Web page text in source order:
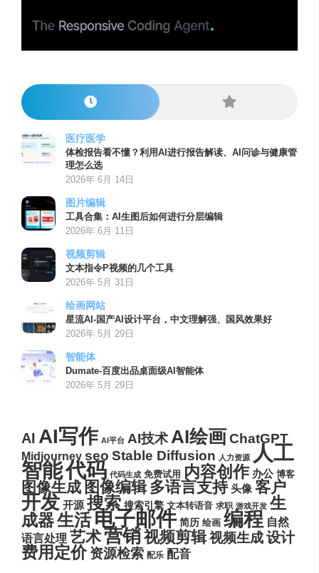
医疗医学
体检报告看不懂？利用AI进行报告解读、AI问诊与健康管
理怎么选
2026年 6月 14日
图片编辑
工具合集：AI生图后如何进行分层编辑
2026年 6月 11日
视频剪辑
文本指令P视频的几个工具
2026年 5月 31日
绘画网站
星流AI-国产AI设计平台，中文理解强、国风效果好
2026年 5月 29日
智能体
Dumate-百度出品桌面级AI智能体
2026年 5月 29日
AI AI写作 AI平台 AI技术AI绘画ChatGPT
Midjourney seo Stable Diffusion 人力资源 人工
智能代码 代码生成 免费试用 内容创作 办公 博客
图像生成 图像编辑 多语言支持 头像 客户
开发 开源 搜索 搜索引擎 文本转语音 求职 游戏开发 生
成器生活电子邮件 简历 绘画 编程 自然
语言处理 艺术营销视频剪辑视频生成设计
费用定价 资源检索 配乐 配音